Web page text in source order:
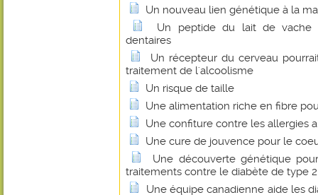
Un nouveau lien génétique à la
Un peptide du lait de vache
dentaires
Un récepteur du cerveau
traitement de l'alcoolisme
Un risque de taille
Une alimentation riche en fibre
Une confiture contre les allergies
Une cure de jouvence pour le
Une découverte génétique
traitements contre le diabète de type 2
Une équipe canadienne aide les